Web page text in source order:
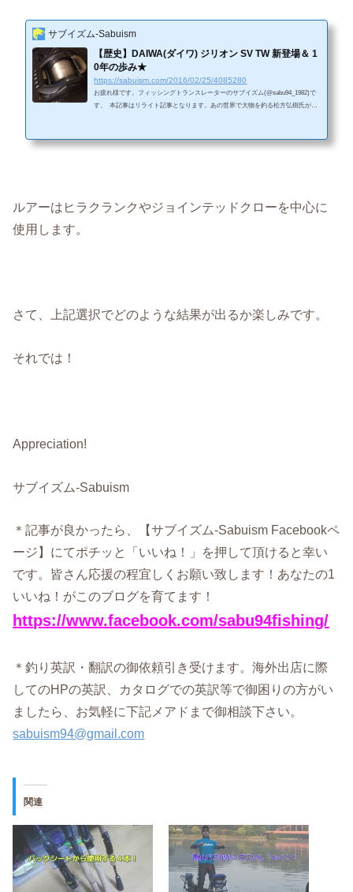
サブイズム-Sabuism
【歴史】DAIWA(ダイワ) ジリオン SV TW 新登場＆ 1
0年の歩み★
https://sabuism.com/2016/02/25/4085280
お疲れ様です。フィッシングトランスレーターのサブイズム(@sabu94_1982)で
す。 本記事はリライト記事となります。あの世界で大物を釣る松方弘樹氏が、
ルアーはヒラクランクやジョインテッドクローを中心に
使用します。
さて、上記選択でどのような結果が出るか楽しみです。
それでは！
Appreciation!
サブイズム-Sabuism
＊記事が良かったら、【サブイズム-Sabuism Facebookペ
ージ】にてポチッと「いいね！」を押して頂けると幸い
です。皆さん応援の程宜しくお願い致します！あなたの1
いいね！がこのブログを育てます！
https://www.facebook.com/sabu94fishing/
＊釣り英訳・翻訳の御依頼引き受けます。海外出店に際
してのHPの英訳、カタログでの英訳等で御困りの方がい
ましたら、お気軽に下記メアドまで御相談下さい。
sabuism94@gmail.com
関連